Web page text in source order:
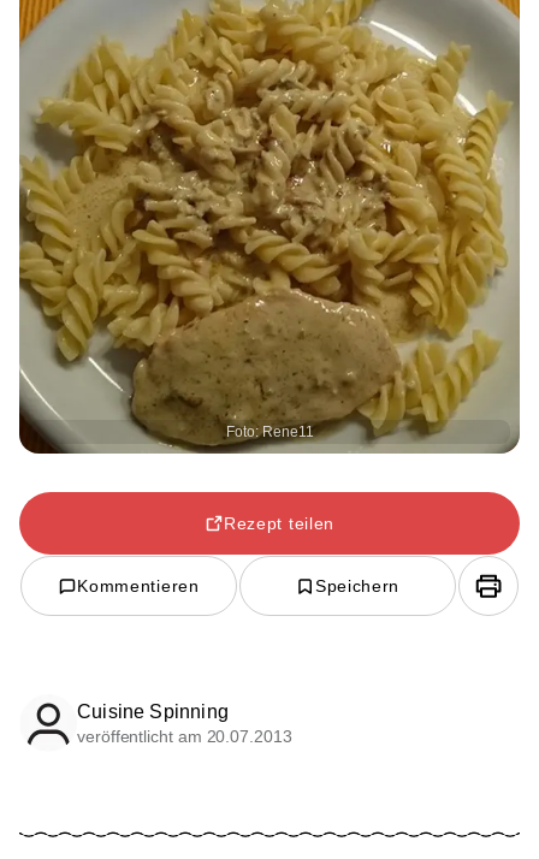
Foto: Rene11
Rezept teilen
Kommentieren Speichern
Cuisine Spinning
veröffentlicht am 20.07.2013